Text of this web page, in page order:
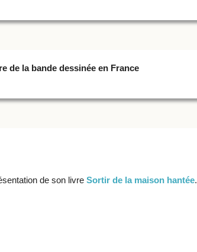
de la bande dessinée en France
de son livre Sortir de la maison hantée.